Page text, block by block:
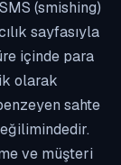
(smishing)
sayfasıyla
içinde para
olarak
sahte
ve müşteri